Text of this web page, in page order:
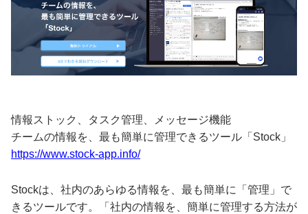
情報ストック、タスク管理、メッセージ機能
チームの情報を、最も簡単に管理できるツール「Stock」
https://www.stock-app.info/
Stockは、社内のあらゆる情報を、最も簡単に「管理」で
きるツールです。「社内の情報を、簡単に管理する方法が